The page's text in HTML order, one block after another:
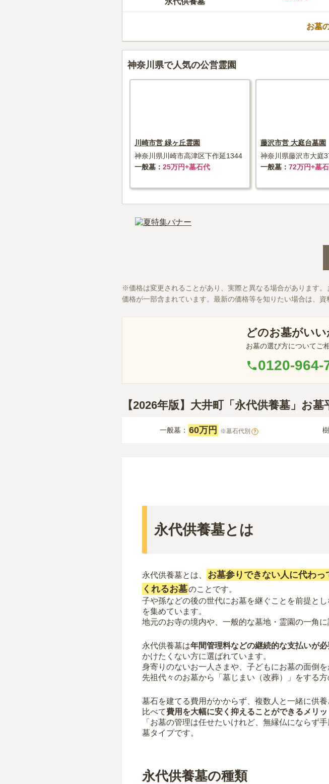
口コミ
この霊
お墓
神奈川県で人気の公営霊園
川崎市営 緑ヶ丘霊園
神奈川県川崎市高津区下作延1344
一般墓
25万円+墓石代
藤沢市営 大庭台墓園
神奈川県藤沢市大庭
一般墓
72万円+墓
価格は変更されることがあり、実際と異なる場合があります
価格が一部含まれています。最新の価格等を知りたい場合は、資
どのお墓がい
お墓の選び方についてご
0120-964-
【2026年版】大井町「永代供養墓」お墓
一般墓： 60万円 ※墓石代別 ?
永代供養墓とは
永代供養墓とは、
お墓参りできない人に代わ
くれるお墓のことです。
子や孫などの後の世代にお墓を継ぐことを前提と
を集めています。
地元のお寺の境内や、一般的な墓地・霊園の一角
永代供養墓は年間管理料などの継続的な支払いが必
かけたくない方に選ばれています。
身寄りのないお一人さまや、子どもにお墓の面倒
先祖代々のお墓から「墓じまい（改葬）」をする
墓石を建てる費用がかからず、複数人と一緒に供
比べて費用を大幅に安く抑えることができるメリ
「お墓の管理は任せたいけれど、無縁仏にならず
墓タイプです。
永代供養墓の種類